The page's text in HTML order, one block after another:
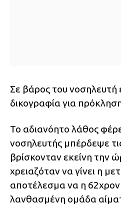
Σε βάρος του νοσηλευτή
δικογραφία για
Το αδιανόητο λάθος
νοσηλευτής μπέρδεψε
βρίσκονταν εκείνη την
χρειαζόταν να γίνει η
αποτέλεσμα να η
λανθασμένη ομάδα